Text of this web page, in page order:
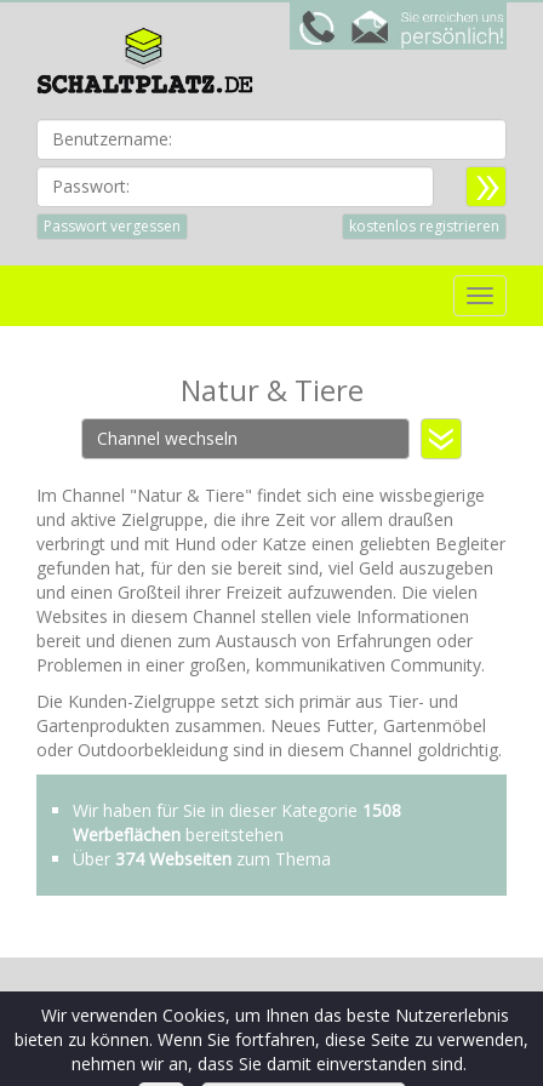
Passwort:
Passwort vergessen kostenlos registrieren
Toggle
Natur & Tiere
Channel wechseln
Im Channel "Natur & Tiere" findet sich eine wissbegierige
und aktive Zielgruppe, die ihre Zeit vor allem draußen
verbringt und mit Hund oder Katze einen geliebten Begleiter
gefunden hat, für den sie bereit sind, viel Geld auszugeben
und einen Großteil ihrer Freizeit aufzuwenden. Die vielen
Websites in diesem Channel stellen viele Informationen
bereit und dienen zum Austausch von Erfahrungen oder
Problemen in einer großen, kommunikativen Community.
Die Kunden-Zielgruppe setzt sich primär aus Tier- und
Gartenprodukten zusammen. Neues Futter, Gartenmöbel
oder Outdoorbekleidung sind in diesem Channel goldrichtig.
Wir haben für Sie in dieser Kategorie 1508
Werbeflächen bereitstehen
Über 374 Webseiten zum Thema
© 2009-2026 Schaltplatz ist eine Marke der Ceramex Media
GmbH
AGB |Datenschutzrichtlinien|FAQ Webseiten
Wir verwenden Cookies, um Ihnen das beste Nutzererlebnis
bieten zu können. Wenn Sie fortfahren, diese Seite zu verwenden,
nehmen wir an, dass Sie damit einverstanden sind.